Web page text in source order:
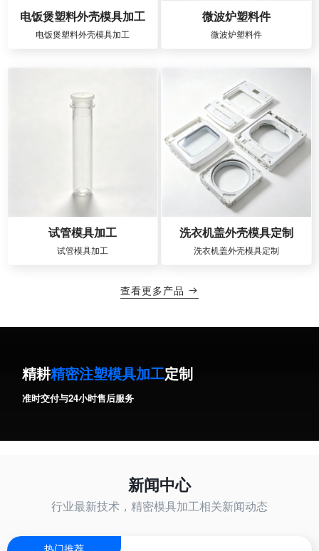
电饭煲塑料外壳模具加工
电饭煲塑料外壳模具加工
微波炉塑料件
微波炉塑料件
试管模具加工
试管模具加工
洗衣机盖外壳模具定制
洗衣机盖外壳模具定制
查看更多产品 
精耕精密注塑模具加工定制
准时交付与24小时售后服务
新闻中心
行业最新技术，精密模具加工相关新闻动态
热门推荐